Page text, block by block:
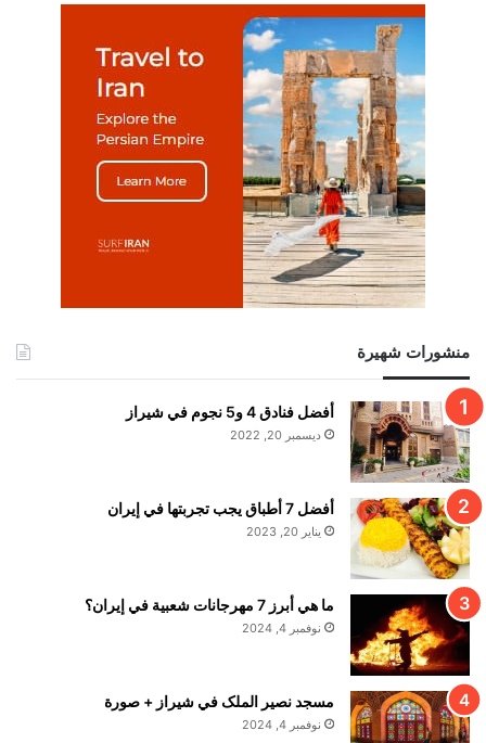
منشورات شهيرة
أفضل فنادق 4 و5 نجوم في شيراز
ديسمبر 20, 2022
أفضل 7 أطباق يجب تجربتها في إيران
يناير 20, 2023
ما هي أبرز 7 مهرجانات شعبية في إيران؟
نوفمبر 4, 2024
مسجد نصير الملک في شيراز + صورة
نوفمبر 4, 2024